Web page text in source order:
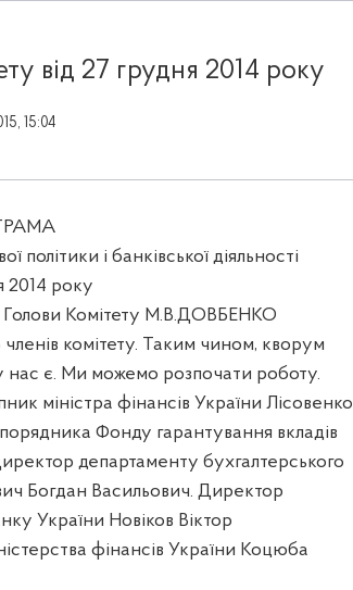
від 27 грудня 2014 року
15:04
політики і банківської діяльності
2014 року
Голови Комітету М.В.ДОВБЕНКО
комітету. Таким чином, кворум
нас є. Ми можемо розпочати роботу.
міністра фінансів України Лісовенко
Фонду гарантування вкладів
департаменту бухгалтерського
Богдан Васильович. Директор
України Новіков Віктор
фінансів України Коцюба